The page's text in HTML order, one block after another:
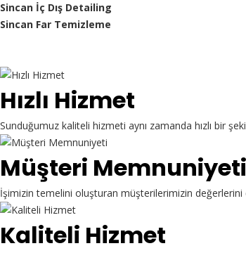
Sincan İç Dış Detailing
Sincan Far Temizleme
Hızlı Hizmet
Sunduğumuz kaliteli hizmeti aynı zamanda hızlı bir
Müşteri Memnuniyeti
İşimizin temelini oluşturan müşterilerimizin
Kaliteli Hizmet